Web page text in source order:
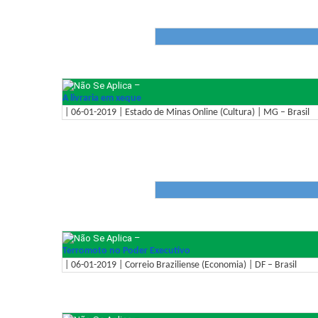
–
A livraria em xeque
| 06-01-2019 | Estado de Minas Online (Cultura) | MG – Brasil
–
Terromoto no Poder Executivo
| 06-01-2019 | Correio Braziliense (Economia) | DF – Brasil